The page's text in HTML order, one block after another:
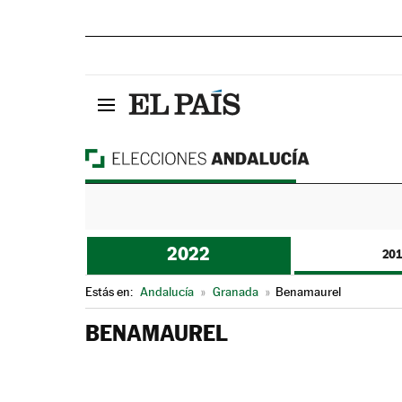
2022
Estás en: Andalucía » Granada » Benamaurel
BENAMAUREL